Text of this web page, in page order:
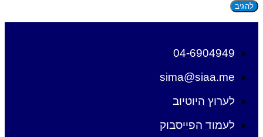
04-6904949
sima@siaa.me
לערוץ היוטיוב
לעמוד הפייסבוק